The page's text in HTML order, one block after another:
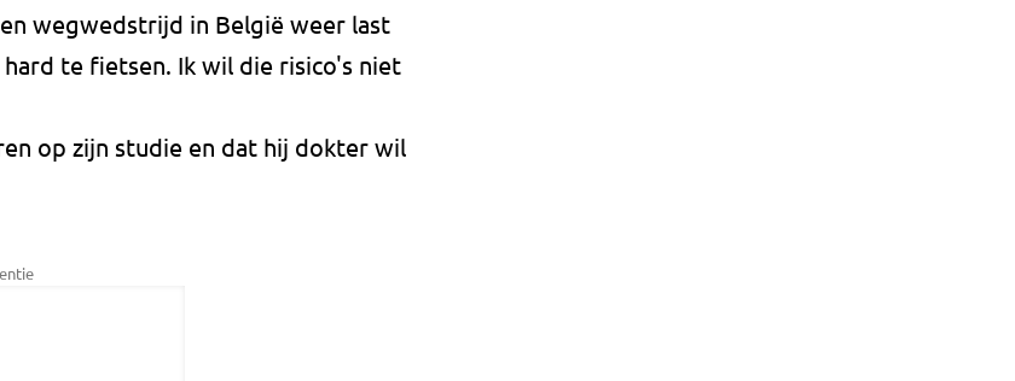
wegwedstrijd in België weer last
te fietsen. Ik wil die risico's niet
op zijn studie en dat hij dokter wil